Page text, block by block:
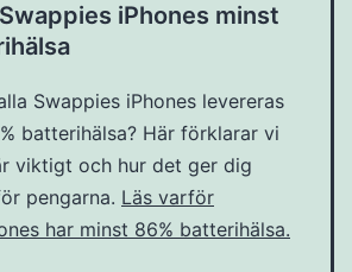
iPhones minst
Swappies iPhones levereras
batterihälsa? Här förklarar vi
viktigt och hur det ger dig
pengarna. Läs varför
har minst 86% batterihälsa.